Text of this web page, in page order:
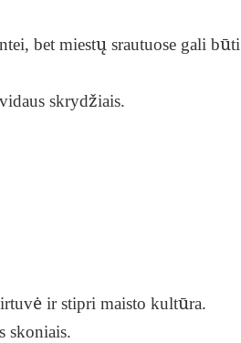
bet miestų srautuose gali būti
skrydžiais.
ir stipri maisto kultūra.
skoniais.